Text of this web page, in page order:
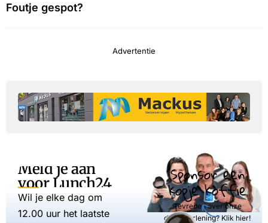
Foutje gespot?
Advertentie
Meld je aan
voor Lunch24
Wil je elke dag om
12.00 uur het laatste
Sponsor een
kopje koffie
Tevreden over onze
dienstverlening? Klik hier!